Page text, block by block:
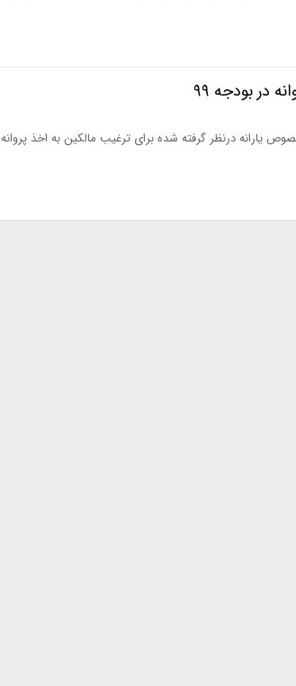
در بودجه ۹۹
یارانه درنظر گرفته شده برای ترغیب مالکین به اخذ پروانه